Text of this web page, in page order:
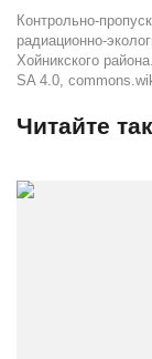
Контрольно-
радиационно-
Хойникского
SA 4.0,
Читайте